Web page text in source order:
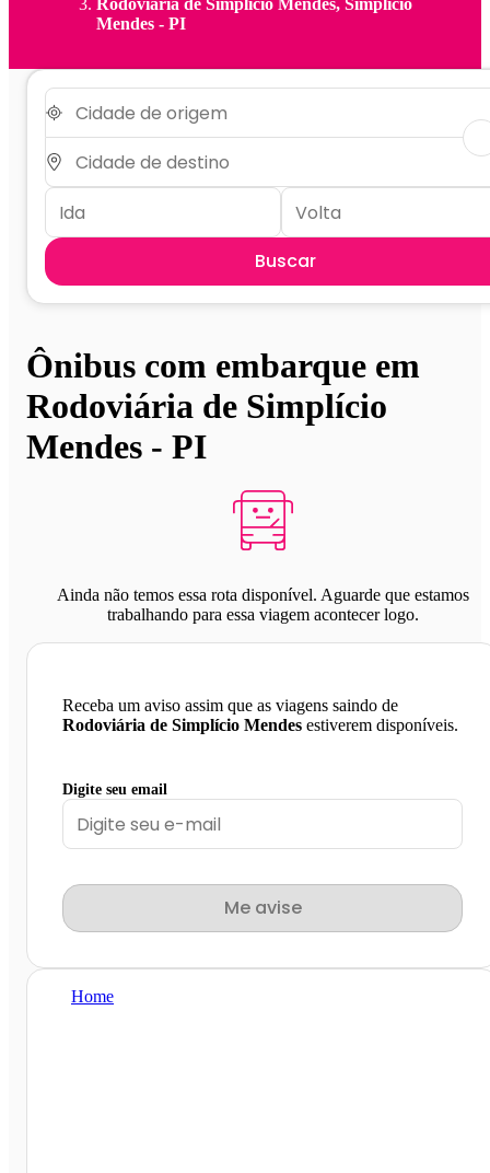
Rodoviária de Simplício Mendes, Simplício
Mendes - PI
Buscar
Ônibus com embarque em
Rodoviária de Simplício
Mendes - PI
Ainda não temos essa rota disponível. Aguarde que estamos
trabalhando para essa viagem acontecer logo.
Receba um aviso assim que as viagens saindo de
Rodoviária de Simplício Mendes estiverem disponíveis.
Digite seu email
Me avise
Home